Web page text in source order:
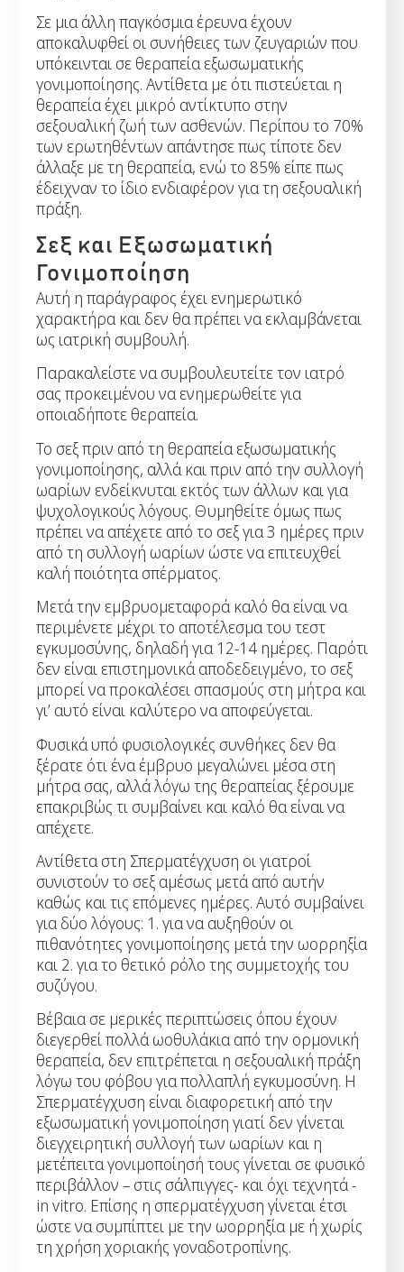
Σε μια άλλη παγκόσμια έρευνα έχουν
αποκαλυφθεί οι συνήθειες των ζευγαριών που
υπόκεινται σε θεραπεία εξωσωματικής
γονιμοποίησης. Αντίθετα με ότι πιστεύεται η
θεραπεία έχει μικρό αντίκτυπο στην
σεξουαλική ζωή των ασθενών. Περίπου το 70%
των ερωτηθέντων απάντησε πως τίποτε δεν
άλλαξε με τη θεραπεία, ενώ το 85% είπε πως
έδειχναν το ίδιο ενδιαφέρον για τη σεξουαλική
πράξη.
Σεξ και Εξωσωματική
Γονιμοποίηση
Αυτή η παράγραφος έχει ενημερωτικό
χαρακτήρα και δεν θα πρέπει να εκλαμβάνεται
ως ιατρική συμβουλή.
Παρακαλείστε να συμβουλευτείτε τον ιατρό
σας προκειμένου να ενημερωθείτε για
οποιαδήποτε θεραπεία.
Το σεξ πριν από τη θεραπεία εξωσωματικής
γονιμοποίησης, αλλά και πριν από την συλλογή
ωαρίων ενδείκνυται εκτός των άλλων και για
ψυχολογικούς λόγους. Θυμηθείτε όμως πως
πρέπει να απέχετε από το σεξ για 3 ημέρες πριν
από τη συλλογή ωαρίων ώστε να επιτευχθεί
καλή ποιότητα σπέρματος.
Μετά την εμβρυομεταφορά καλό θα είναι να
περιμένετε μέχρι το αποτέλεσμα του τεστ
εγκυμοσύνης, δηλαδή για 12-14 ημέρες. Παρότι
δεν είναι επιστημονικά αποδεδειγμένο, το σεξ
μπορεί να προκαλέσει σπασμούς στη μήτρα και
γι’ αυτό είναι καλύτερο να αποφεύγεται.
Φυσικά υπό φυσιολογικές συνθήκες δεν θα
ξέρατε ότι ένα έμβρυο μεγαλώνει μέσα στη
μήτρα σας, αλλά λόγω της θεραπείας ξέρουμε
επακριβώς τι συμβαίνει και καλό θα είναι να
απέχετε.
Αντίθετα στη Σπερματέγχυση οι γιατροί
συνιστούν το σεξ αμέσως μετά από αυτήν
καθώς και τις επόμενες ημέρες. Αυτό συμβαίνει
για δύο λόγους: 1. για να αυξηθούν οι
πιθανότητες γονιμοποίησης μετά την ωορρηξία
και 2. για το θετικό ρόλο της συμμετοχής του
συζύγου.
Βέβαια σε μερικές περιπτώσεις όπου έχουν
διεγερθεί πολλά ωοθυλάκια από την ορμονική
θεραπεία, δεν επιτρέπεται η σεξουαλική πράξη
λόγω του φόβου για πολλαπλή εγκυμοσύνη. Η
Σπερματέγχυση είναι διαφορετική από την
εξωσωματική γονιμοποίηση γιατί δεν γίνεται
διεγχειρητική συλλογή των ωαρίων και η
μετέπειτα γονιμοποίησή τους γίνεται σε φυσικό
περιβάλλον – στις σάλπιγγες- και όχι τεχνητά -
in vitro. Επίσης η σπερματέγχυση γίνεται έτσι
ώστε να συμπίπτει με την ωορρηξία με ή χωρίς
τη χρήση χοριακής γοναδοτροπίνης.